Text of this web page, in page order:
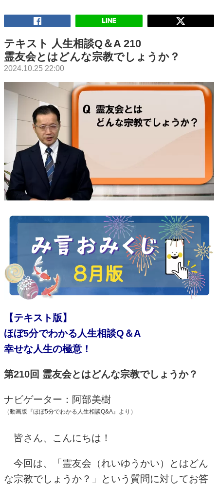
テキスト 人生相談Q＆A 210
霊友会とはどんな宗教でしょうか？
2024.10.25 22:00
【テキスト版】
ほぼ5分でわかる人生相談Q＆A
幸せな人生の極意！
第210回 霊友会とはどんな宗教でしょうか？
ナビゲーター：阿部美樹
（動画版『ほぼ5分でわかる人生相談Q&A』より）
皆さん、こんにちは！
今回は、「霊友会（れいゆうかい）とはどん
な宗教でしょうか？」という質問に対してお答